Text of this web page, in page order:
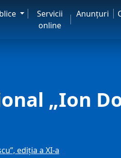
Servicii
online
Anunţuri
„Ion
ediția a XI-a